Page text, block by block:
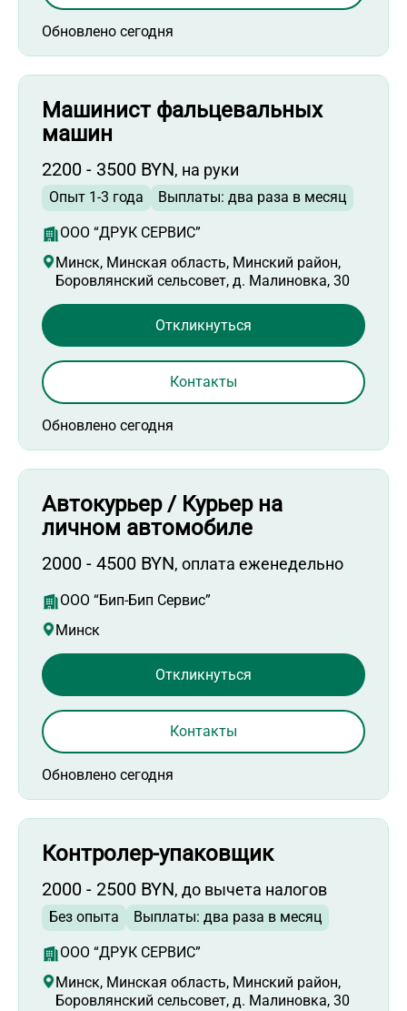
Обновлено сегодня
Машинист фальцевальных
машин
2200 - 3500 BYN, на руки
Опыт 1-3 года Выплаты: два раза в месяц
ООО “ДРУК СЕРВИС”
Минск, Минская область, Минский район,
Боровлянский сельсовет, д. Малиновка, 30
Обновлено сегодня
Откликнуться
Контакты
Автокурьер / Курьер на
личном автомобиле
2000 - 4500 BYN, оплата еженедельно
ООО “Бип-Бип Сервис”
Минск
Обновлено сегодня
Откликнуться
Контакты
Контролер-упаковщик
2000 - 2500 BYN, до вычета налогов
Без опыта Выплаты: два раза в месяц
ООО “ДРУК СЕРВИС”
Минск, Минская область, Минский район,
Боровлянский сельсовет, д. Малиновка, 30